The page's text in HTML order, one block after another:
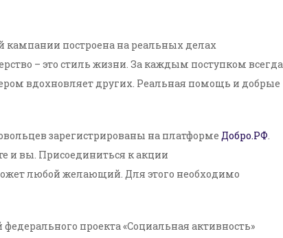
кампании построена на реальных делах
– это стиль жизни. За каждым поступком всегда
вдохновляет других. Реальная помощь и добрые
зарегистрированы на платформе Добро.РФ
и вы. Присоединиться к акции
любой желающий. Для этого необходимо
проекта «Социальная активность»